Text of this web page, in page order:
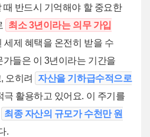
반드시 기억해야 할 중요한
최소 3년이라는 의무 가입
세제 혜택을 온전히 받을 수
들은 이 3년이라는 기간을
오히려
자산을 기하급수적으로
극 활용하고 있어요. 이 주기를
최종 자산의 규모가 수천만 원
.